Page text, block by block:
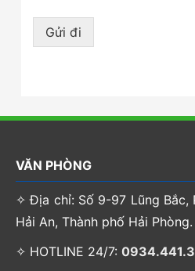
Gửi đi
VĂN PHÒNG
✧ Địa chỉ: Số 9-97 Lũng Bắc,
Hải An, Thành phố Hải Phòng.
✧ HOTLINE 24/7: